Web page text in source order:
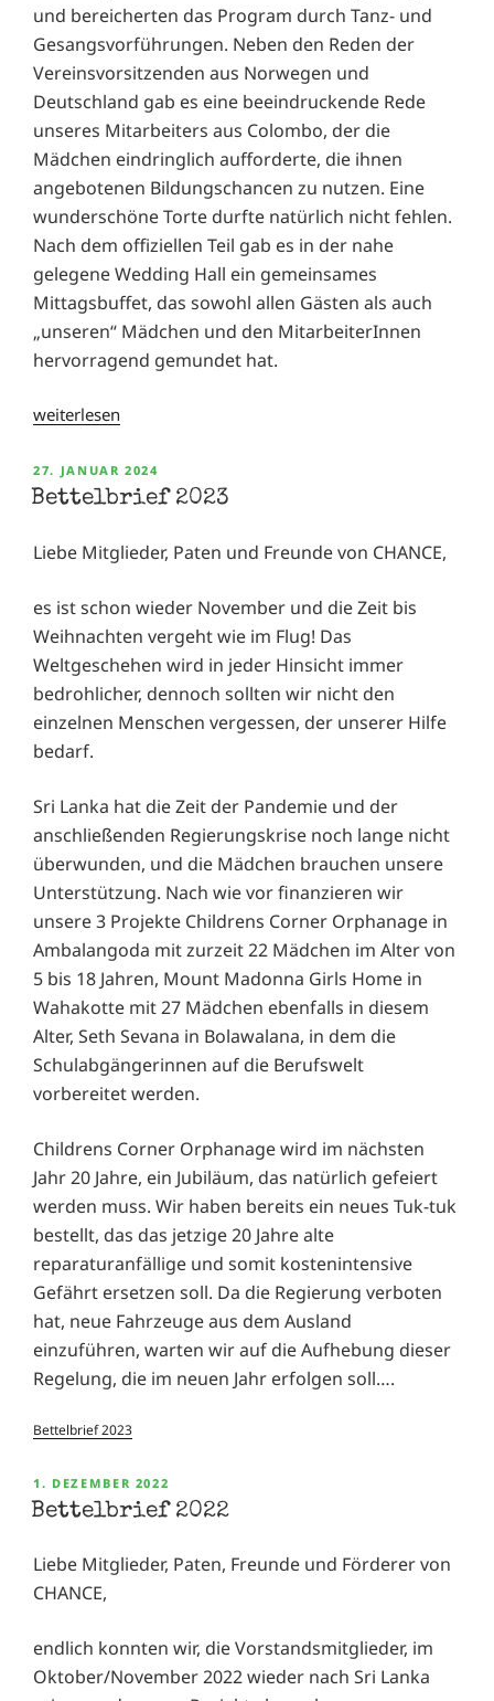
und bereicherten das Program durch Tanz- und
Gesangsvorführungen. Neben den Reden der
Vereinsvorsitzenden aus Norwegen und
Deutschland gab es eine beeindruckende Rede
unseres Mitarbeiters aus Colombo, der die
Mädchen eindringlich aufforderte, die ihnen
angebotenen Bildungschancen zu nutzen. Eine
wunderschöne Torte durfte natürlich nicht fehlen.
Nach dem offiziellen Teil gab es in der nahe
gelegene Wedding Hall ein gemeinsames
Mittagsbuffet, das sowohl allen Gästen als auch
„unseren“ Mädchen und den MitarbeiterInnen
hervorragend gemundet hat.
„Bericht
der
Sri
Reise
weiterlesen
VERÖFFENTLICHT
AM
27. JANUAR 2024
Bettelbrief 2023
Liebe Mitglieder, Paten und Freunde von CHANCE,
es ist schon wieder November und die Zeit bis
Weihnachten vergeht wie im Flug! Das
Weltgeschehen wird in jeder Hinsicht immer
bedrohlicher, dennoch sollten wir nicht den
einzelnen Menschen vergessen, der unserer Hilfe
bedarf.
Sri Lanka hat die Zeit der Pandemie und der
anschließenden Regierungskrise noch lange nicht
überwunden, und die Mädchen brauchen unsere
Unterstützung. Nach wie vor finanzieren wir
unsere 3 Projekte Childrens Corner Orphanage in
Ambalangoda mit zurzeit 22 Mädchen im Alter von
5 bis 18 Jahren, Mount Madonna Girls Home in
Wahakotte mit 27 Mädchen ebenfalls in diesem
Alter, Seth Sevana in Bolawalana, in dem die
Schulabgängerinnen auf die Berufswelt
vorbereitet werden.
Childrens Corner Orphanage wird im nächsten
Jahr 20 Jahre, ein Jubiläum, das natürlich gefeiert
werden muss. Wir haben bereits ein neues Tuk-tuk
bestellt, das das jetzige 20 Jahre alte
reparaturanfällige und somit kostenintensive
Gefährt ersetzen soll. Da die Regierung verboten
hat, neue Fahrzeuge aus dem Ausland
einzuführen, warten wir auf die Aufhebung dieser
Regelung, die im neuen Jahr erfolgen soll….
Bettelbrief 2023
VERÖFFENTLICHT
AM
1. DEZEMBER 2022
Bettelbrief 2022
Liebe Mitglieder, Paten, Freunde und Förderer von
CHANCE,
endlich konnten wir, die Vorstandsmitglieder, im
Oktober/November 2022 wieder nach Sri Lanka